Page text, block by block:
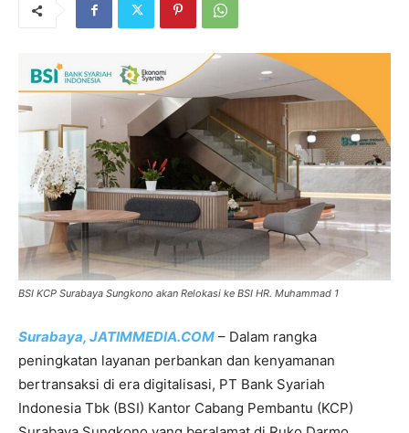
BSI KCP Surabaya Sungkono akan Relokasi ke BSI HR. Muhammad 1
Surabaya, JATIMMEDIA.COM – Dalam rangka
peningkatan layanan perbankan dan kenyamanan
bertransaksi di era digitalisasi, PT Bank Syariah
Indonesia Tbk (BSI) Kantor Cabang Pembantu (KCP)